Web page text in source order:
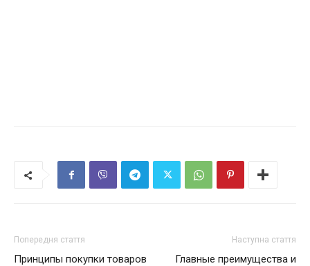
Попередня стаття
Принципы покупки товаров
Наступна стаття
Главные преимущества и